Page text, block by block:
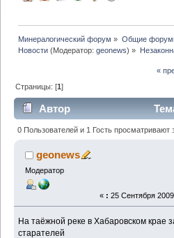
Минералогический форум » Общие
Новости (Модератор:geonews) »
«
Страницы: [1]
Автор
золота (Прочитано 3651 раз)
0 Пользователей и 1 Гость просматривают
geonews
Модератор
« : 25 Сентября
На таёжной реке в Хабаровском крае
старателей